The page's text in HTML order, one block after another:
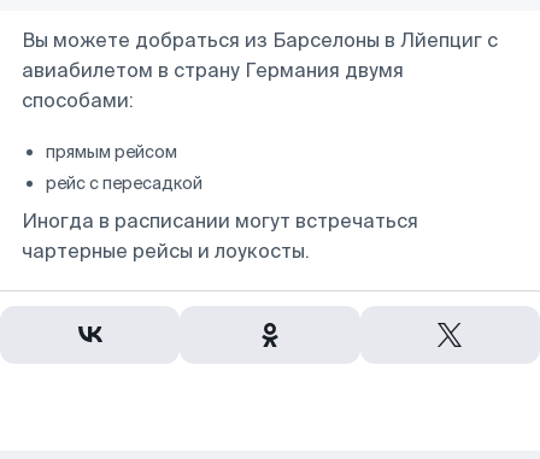
Вы можете добраться из Барселоны в Лйепциг с
авиабилетом в страну Германия двумя
способами:
прямым рейсом
рейс с пересадкой
Иногда в расписании могут встречаться
чартерные рейсы и лоукосты.